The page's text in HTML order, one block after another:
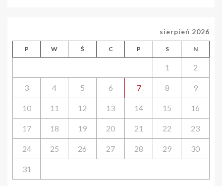
sierpień 2026
P W Ś C P S N
1 2
3 4 5 6 7 8 9
10 11 12 13 14 15 16
17 18 19 20 21 22 23
24 25 26 27 28 29 30
31